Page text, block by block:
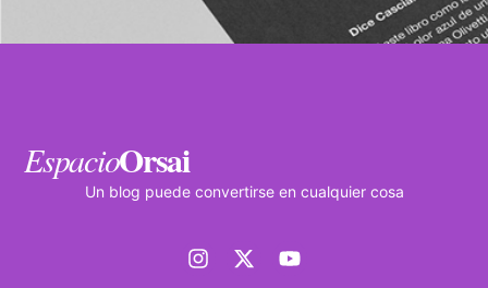
EspacioOrsai
Un blog puede convertirse en cualquier cosa